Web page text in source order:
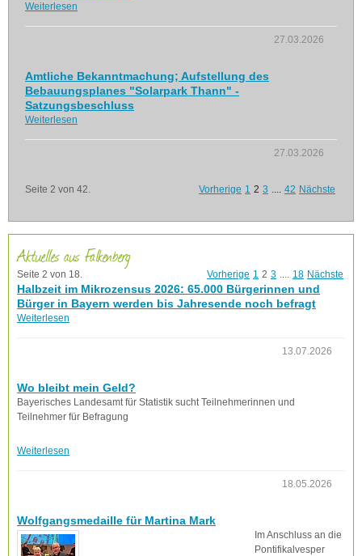
Weiterlesen
27.03.2026
Amtliche Bekanntmachung; Aufstellung des
Bebauungsplanes "Solarpark Thann" -
Satzungsbeschluss
Weiterlesen
27.03.2026
Seite 2 von 42. Vorherige 1 2 3 .... 42 Nächste
Aktuelles aus Falkenberg
Seite 2 von 18. Vorherige 1 2 3 .... 18 Nächste
Halbzeit im Mikrozensus 2026: 65.000 Bürgerinnen und
Bürger in Bayern werden bis Jahresende noch befragt
Weiterlesen
13.07.2026
Wo bleibt mein Geld?
Bayerisches Landesamt für Statistik sucht Teilnehmerinnen und
Teilnehmer für Befragung
Weiterlesen
18.05.2026
Wolfgangsmedaille für Martina Mark
Im Anschluss an die
Pontifikalvesper